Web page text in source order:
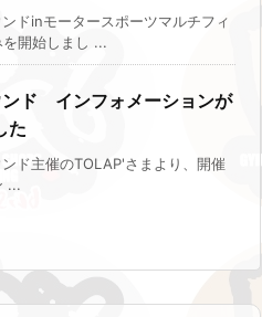
ドinモータースポーツマルチフィ
開始しまし ...
ンド インフォメーションが
た
ド主催のTOLAP'さまより、開催
...